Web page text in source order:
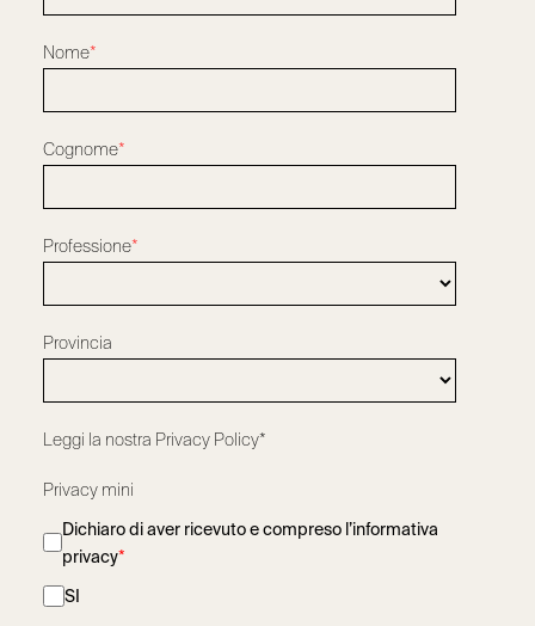
Nome*
Cognome*
Professione*
Provincia
Leggi la nostra Privacy Policy*
Privacy mini
Dichiaro di aver ricevuto e compreso l’informativa
privacy*
SI